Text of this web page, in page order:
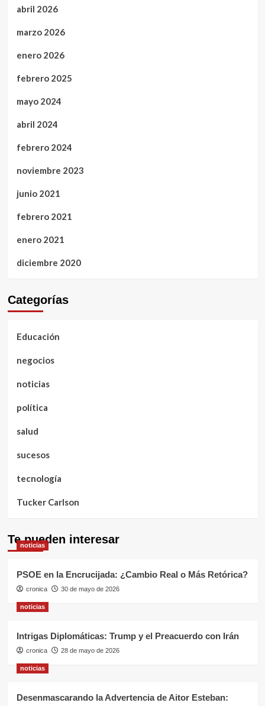
abril 2026
marzo 2026
enero 2026
febrero 2025
mayo 2024
abril 2024
febrero 2024
noviembre 2023
junio 2021
febrero 2021
enero 2021
diciembre 2020
Categorías
Educación
negocios
noticias
política
salud
sucesos
tecnología
Tucker Carlson
Te pueden interesar
noticias
PSOE en la Encrucijada: ¿Cambio Real o Más Retórica?
cronica 30 de mayo de 2026
noticias
Intrigas Diplomáticas: Trump y el Preacuerdo con Irán
cronica 28 de mayo de 2026
noticias
Desenmascarando la Advertencia de Aitor Esteban: